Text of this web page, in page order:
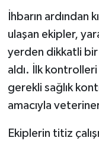
İhbarın
ulaşan ekipler,
yerden dikkatli bir
aldı. İlk
gerekli sağlık
amacıyla
Ekiplerin titiz